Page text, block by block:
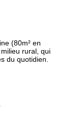
(80m² en
rural, qui
du quotidien.